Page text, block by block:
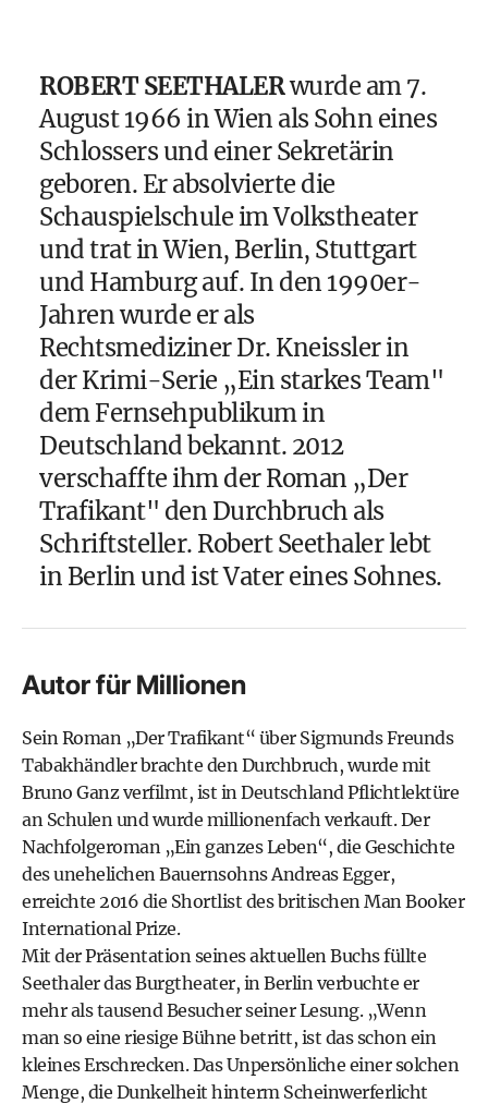
ROBERT SEETHALERwurde am 7.
August 1966 in Wien als Sohn eines
Schlossers und einer Sekretärin
geboren. Er absolvierte die
Schauspielschule im Volkstheater
und trat in Wien, Berlin, Stuttgart
und Hamburg auf. In den 1990er-
Jahren wurde er als
Rechtsmediziner Dr. Kneissler in
der Krimi-Serie „Ein starkes Team"
dem Fernsehpublikum in
Deutschland bekannt. 2012
verschaffte ihm der Roman „Der
Trafikant" den Durchbruch als
Schriftsteller. Robert Seethaler lebt
in Berlin und ist Vater eines Sohnes.
Autor für Millionen
Sein Roman „Der Trafikant“ über Sigmunds Freunds
Tabakhändler brachte den Durchbruch, wurde mit
Bruno Ganz verfilmt, ist in Deutschland Pflichtlektüre
an Schulen und wurde millionenfach verkauft. Der
Nachfolgeroman „Ein ganzes Leben“, die Geschichte
des unehelichen Bauernsohns Andreas Egger,
erreichte 2016 die Shortlist des britischen Man Booker
International Prize.
Mit der Präsentation seines aktuellen Buchs füllte
Seethaler das Burgtheater, in Berlin verbuchte er
mehr als tausend Besucher seiner Lesung. „Wenn
man so eine riesige Bühne betritt, ist das schon ein
kleines Erschrecken. Das Unpersönliche einer solchen
Menge, die Dunkelheit hinterm Scheinwerferlicht